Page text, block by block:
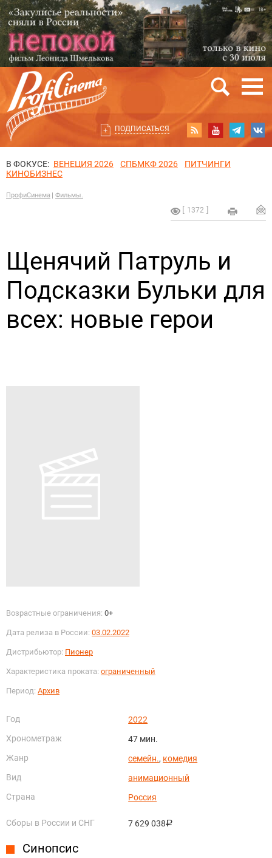
ПОДПИСАТЬСЯ
В ФОКУСЕ: ВЕНЕЦИЯ 2026 СПБМКФ 2026
ПИТЧИНГИ
КИНОБИЗНЕС
ПрофиСинема Фильмы.
1372
Щенячий Патруль и
Подсказки Бульки для
всех: новые герои
Возрастные ограничения: 0+
Дата релиза в России: 03.02.2022
Дистрибьютор: Пионер
Характеристика проката: ограниченный
Период: Архив
Год
2022
Хронометраж
47 мин.
Жанр
семейн., комедия
Вид
анимационный
Страна
Россия
Сборы в России и СНГ 7 629 038руб.
Синопсис